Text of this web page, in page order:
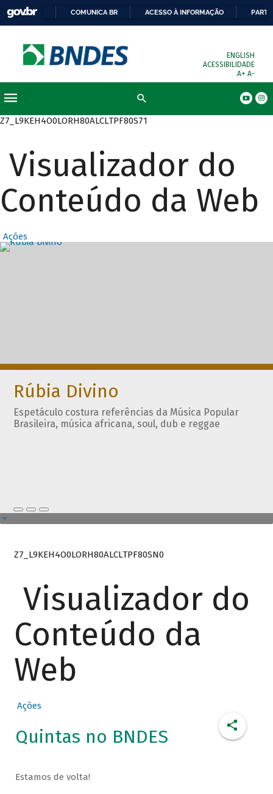
COMUNICA BR ACESSO À INFORMAÇÃO
ENGLISH
ACESSIBILIDADE
A+ A-
Z7_L9KEH4O0LORH80ALCLTPF80S71
Visualizador do
Conteúdo da Web
Ações
Destaques
Rúbia Divino
Espetáculo costura referências da Música Popular
Brasileira, música africana, soul, dub e reggae
Z7_L9KEH4O0LORH80ALCLTPF80SN0
Visualizador do
Conteúdo da
Web
Ações
Quintas no BNDES
Estamos de volta!